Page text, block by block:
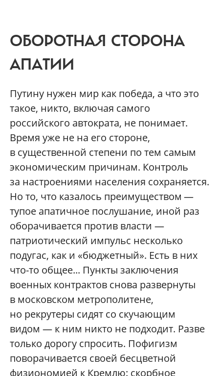
ОБОРОТНАЯ СТОРОНА
АПАТИИ
Путину нужен мир как победа, а что это
такое, никто, включая самого
российского автократа, не понимает.
Время уже не на его стороне,
в существенной степени по тем самым
экономическим причинам. Контроль
за настроениями населения сохраняется.
Но то, что казалось преимуществом —
тупое апатичное послушание, иной раз
оборачивается против власти —
патриотический импульс несколько
подугас, как и «бюджетный». Есть в них
что-то общее... Пункты заключения
военных контрактов снова развернуты
в московском метрополитене,
но рекрутеры сидят со скучающим
видом — к ним никто не подходит. Разве
только дорогу спросить. Пофигизм
поворачивается своей бесцветной
физиономией к Кремлю: скорбное